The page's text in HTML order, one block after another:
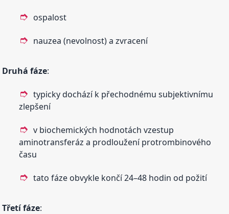
ospalost
nauzea (nevolnost) a zvracení
Druhá fáze:
typicky dochází k přechodnému subjektivnímu
zlepšení
v biochemických hodnotách vzestup
aminotransferáz a prodloužení protrombinového
času
tato fáze obvykle končí 24–48 hodin od požití
Třetí fáze: